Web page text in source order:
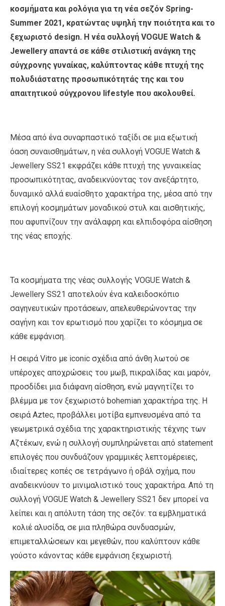
κοσμήματα και ρολόγια για τη νέα σεζόν Spring-
Summer 2021, κρατώντας υψηλή την ποιότητα και το
ξεχωριστό design. Η νέα συλλογή VOGUE Watch &
Jewellery απαντά σε κάθε στιλιστική ανάγκη της
σύγχρονης γυναίκας, καλύπτοντας κάθε πτυχή της
πολυδιάστατης προσωπικότητάς της και του
απαιτητικού σύγχρονου lifestyle που ακολουθεί.
Μέσα από ένα συναρπαστικό ταξίδι σε μια εξωτική
όαση συναισθημάτων, η νέα συλλογή VOGUE Watch &
Jewellery SS21 εκφράζει κάθε πτυχή της γυναικείας
προσωπικότητας, αναδεικνύοντας τον ανεξάρτητο,
δυναμικό αλλά ευαίσθητο χαρακτήρα της, μέσα από την
επιλογή κοσμημάτων μοναδικού στυλ και αισθητικής,
που αφυπνίζουν την ανάλαφρη και ελπιδοφόρα αίσθηση
της νέας εποχής.
Τα κοσμήματα της νέας συλλογής VOGUE Watch &
Jewellery SS21 αποτελούν ένα καλειδοσκόπιο
σαγηνευτικών προτάσεων, απελευθερώνοντας την
σαγήνη και τον ερωτισμό που χαρίζει το κόσμημα σε
κάθε εμφάνιση.
Η σειρά Vitro με iconic σχέδια από άνθη λωτού σε
υπέροχες αποχρώσεις του μωβ, πικραλίδας και μαρόν,
προσδίδει μια διάφανη αίσθηση, ενώ μαγνητίζει το
βλέμμα με τον ξεχωριστό bohemian χαρακτήρα της. Η
σειρά Aztec, προβάλλει μοτίβα εμπνευσμένα από τα
γεωμετρικά σχέδια της χαρακτηριστικής τέχνης των
Αζτέκων, ενώ η συλλογή συμπληρώνεται από statement
επιλογές που συνδυάζουν γραμμικές λεπτομέρειες,
ιδιαίτερες κοπές σε τετράγωνο ή οβάλ σχήμα, που
αναδεικνύουν το μινιμαλιστικό τους χαρακτήρα. Από τη
συλλογή VOGUE Watch & Jewellery SS21 δεν μπορεί να
λείπει και η απόλυτη τάση της σεζόν: τα εμβληματικά
κολιέ αλυσίδα, σε μια πληθώρα συνδυασμών,
επιμεταλλώσεων και μεγεθών, που καλύπτουν κάθε
γούστο κάνοντας κάθε εμφάνιση ξεχωριστή.